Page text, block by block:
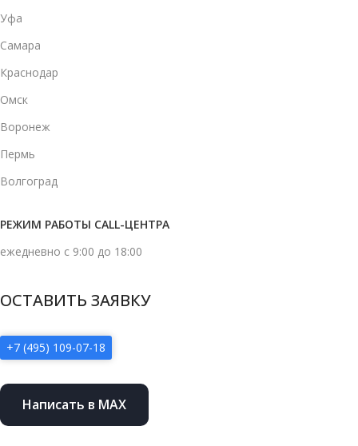
Уфа
Самара
Краснодар
Омск
Воронеж
Пермь
Волгоград
РЕЖИМ РАБОТЫ CALL-ЦЕНТРА
ежедневно с 9:00 до 18:00
ОСТАВИТЬ ЗАЯВКУ
+7 (495) 109-07-18
Написать в MAX